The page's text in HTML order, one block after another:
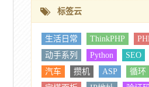
标签云
生活日常 ThinkPHP
动手系列
Python SEO
汽车
攒机 ASP
循环